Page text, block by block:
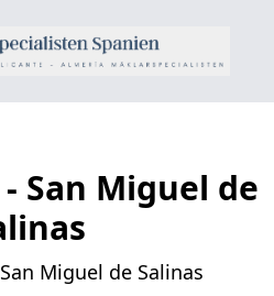
San Miguel de
Miguel de Salinas